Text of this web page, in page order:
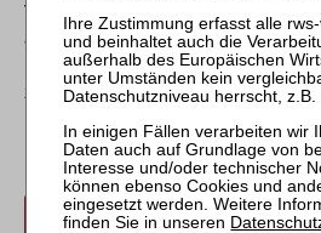
Veranstaltungsbeginn an die in der
angegebene E-Mail-Adresse.
Die Teilnehmerunterlagen stellen wir
zeitlich begrenzt zur Verfügung.
anmelden